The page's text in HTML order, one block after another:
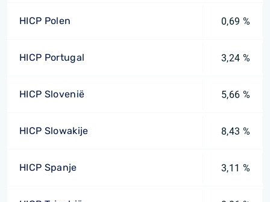
HICP Polen 0,69 %
HICP Portugal 3,24 %
HICP Slovenië 5,66 %
HICP Slowakije 8,43 %
HICP Spanje 3,11 %